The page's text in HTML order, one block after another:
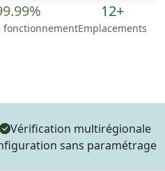
fonctionnement
12+
Emplacements
Vérification multirégionale
sans paramétrage